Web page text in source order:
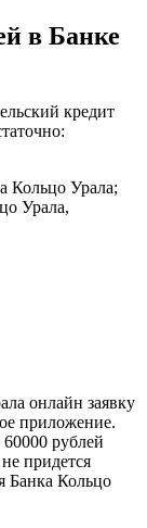
в Банке
кредит
Кольцо Урала;
Урала,
онлайн заявку
приложение.
рублей
придется
Банка Кольцо